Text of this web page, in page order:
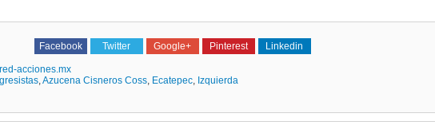
Facebook Twitter Google+ Pinterest Linkedin
acciones.mx
,Azucena Cisneros Coss, Ecatepec, Izquierda